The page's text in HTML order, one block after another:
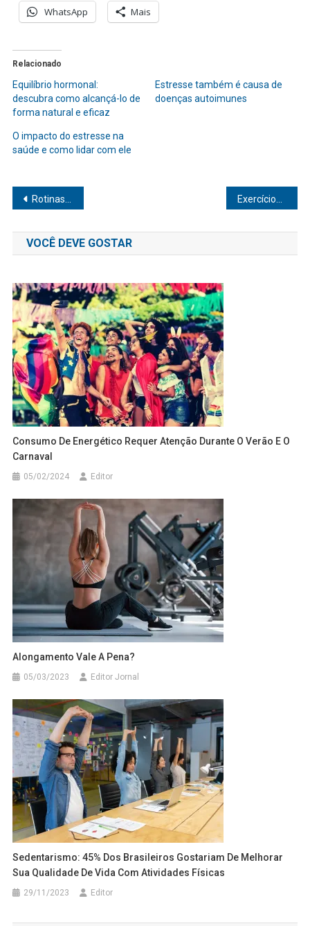
WhatsApp Mais
Relacionado
Equilíbrio hormonal:
descubra como alcançá-lo de
forma natural e eficaz
Estresse também é causa de
doenças autoimunes
O impacto do estresse na
saúde e como lidar com ele
Navegação
de
Post
Rotinas de autocuidado: o guia prático para cuidar de si mesmo
VOCÊ DEVE GOSTAR
Consumo De Energético Requer Atenção Durante O Verão E O
Carnaval
05/02/2024 Editor
Alongamento Vale A Pena?
05/03/2023 Editor Jornal
Sedentarismo: 45% Dos Brasileiros Gostariam De Melhorar
Sua Qualidade De Vida Com Atividades Físicas
29/11/2023 Editor